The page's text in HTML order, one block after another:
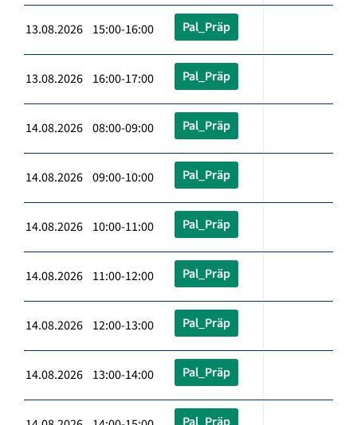
13.08.2026 15:00-16:00 Pal_Präp
13.08.2026 16:00-17:00 Pal_Präp
14.08.2026 08:00-09:00 Pal_Präp
14.08.2026 09:00-10:00 Pal_Präp
14.08.2026 10:00-11:00 Pal_Präp
14.08.2026 11:00-12:00 Pal_Präp
14.08.2026 12:00-13:00 Pal_Präp
14.08.2026 13:00-14:00 Pal_Präp